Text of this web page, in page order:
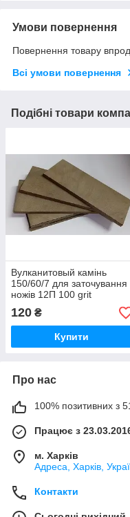
Умови повернення
Повернення товару
Всі умови повернення
Подібні товари
Вулканитовый камінь
150/60/7 для заточування
ножів 12П 100 grit
120 ₴
Купити
Про нас
100% позитивних з
Працює з
м. Харків
Адреса, Харків,
Контакти